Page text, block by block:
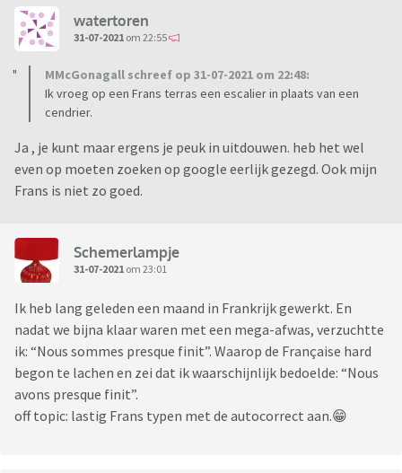
watertoren
31-07-2021 om 22:55
MMcGonagall schreef op 31-07-2021 om 22:48:
Ik vroeg op een Frans terras een escalier in plaats van een
cendrier.
Ja , je kunt maar ergens je peuk in uitdouwen. heb het wel
even op moeten zoeken op google eerlijk gezegd. Ook mijn
Frans is niet zo goed.
Schemerlampje
31-07-2021 om 23:01
Ik heb lang geleden een maand in Frankrijk gewerkt. En
nadat we bijna klaar waren met een mega-afwas, verzuchtte
ik: “Nous sommes presque finit”. Waarop de Française hard
begon te lachen en zei dat ik waarschijnlijk bedoelde: “Nous
avons presque finit”.
off topic: lastig Frans typen met de autocorrect aan.😁